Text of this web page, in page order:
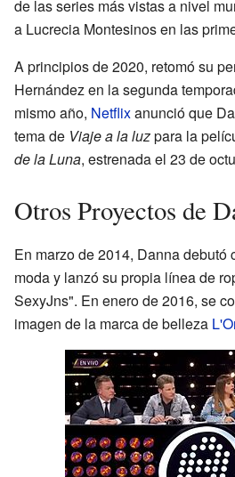
de las series más vistas a nivel
a Lucrecia Montesinos en las
A principios de 2020, retomó su
Hernández en la segunda
mismo año, Netflixanunció que
tema de Viaje a la luzpara la
de la Luna, estrenada el 23 de
Otros Proyectos de
En marzo de 2014, Danna debutó
moda y lanzó su propia línea de
SexyJns". En enero de 2016, se
imagen de la marca de belleza